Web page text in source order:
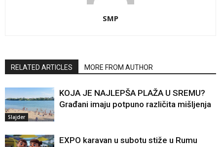
SMP
RELATED ARTICLES MORE FROM AUTHOR
Slajder
KOJA JE NAJLEPŠA PLAŽA U SREMU?
Građani imaju potpuno različita mišljenja
EXPO karavan u subotu stiže u Rumu